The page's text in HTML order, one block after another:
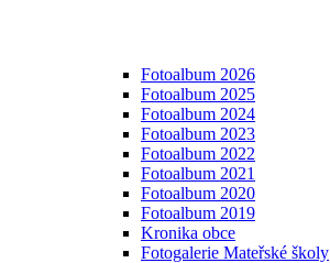
Fotoalbum 2026
Fotoalbum 2025
Fotoalbum 2024
Fotoalbum 2023
Fotoalbum 2022
Fotoalbum 2021
Fotoalbum 2020
Fotoalbum 2019
Kronika obce
Fotogalerie Mateřské školy